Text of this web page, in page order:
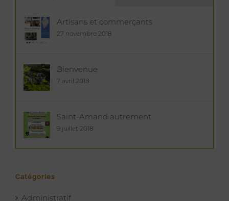
Artisans et commerçants
27 novembre 2018
Bienvenue
7 avril 2018
Saint-Amand autrement
9 juillet 2018
Catégories
Administratif